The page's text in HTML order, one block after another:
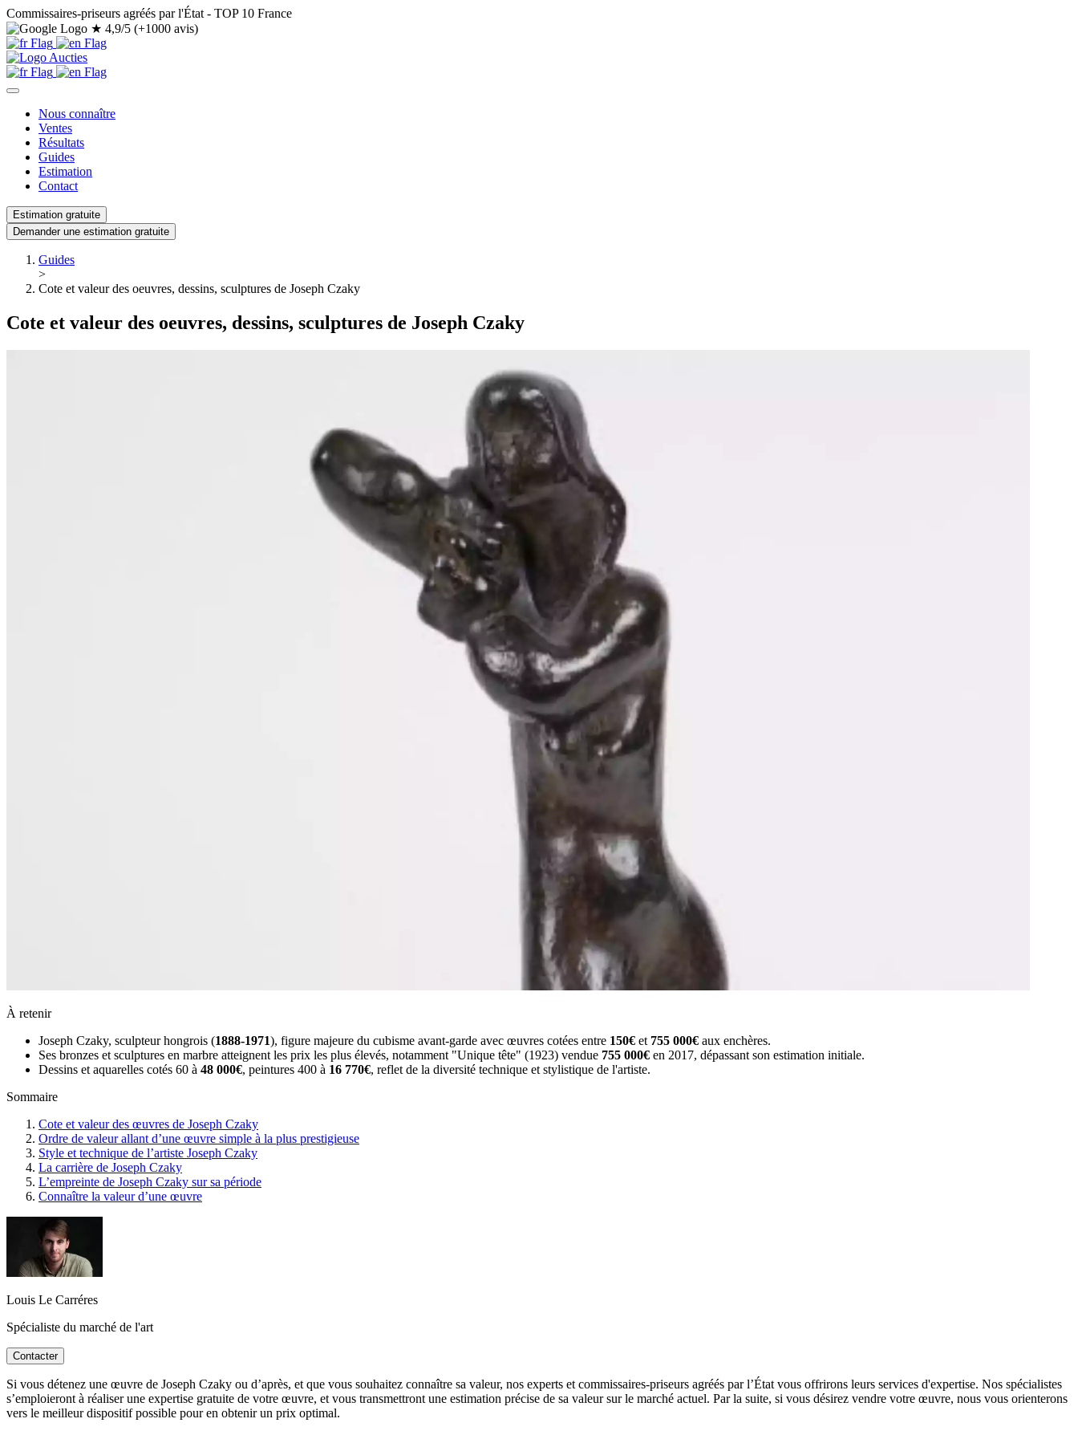
Commissaires-priseurs agréés par l'État - TOP 10 France
★ 4,9/5 (+1000 avis)
Nous connaître
Ventes
Résultats
Guides
Estimation
Contact
Estimation gratuite
Demander une estimation gratuite
Guides
>
Cote et valeur des oeuvres, dessins, sculptures de Joseph Czaky
Cote et valeur des oeuvres, dessins, sculptures de Joseph Czaky
À retenir
Joseph Czaky, sculpteur hongrois (1888-1971), figure majeure du cubisme avant-garde avec œuvres cotées entre 150€ et 755 000€ aux enchères.
Ses bronzes et sculptures en marbre atteignent les prix les plus élevés, notamment "Unique tête" (1923) vendue 755 000€ en 2017, dépassant son estimation initiale.
Dessins et aquarelles cotés 60 à 48 000€, peintures 400 à 16 770€, reflet de la diversité technique et stylistique de l'artiste.
Sommaire
Cote et valeur des œuvres de Joseph Czaky
Ordre de valeur allant d’une œuvre simple à la plus prestigieuse
Style et technique de l’artiste Joseph Czaky
La carrière de Joseph Czaky
L’empreinte de Joseph Czaky sur sa période
Connaître la valeur d’une œuvre
Louis Le Carréres
Spécialiste du marché de l'art
Contacter
Si vous détenez une œuvre de Joseph Czaky ou d’après, et que vous souhaitez connaître sa valeur, nos experts et commissaires-priseurs agréés par l’État vous offrirons leurs services d'expertise. Nos spécialistes
s’emploieront à réaliser une expertise gratuite de votre œuvre, et vous transmettront une estimation précise de sa valeur sur le marché actuel. Par la suite, si vous désirez vendre votre œuvre, nous vous orienterons
vers le meilleur dispositif possible pour en obtenir un prix optimal.